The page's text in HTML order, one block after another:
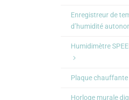
Enregistreur de
d’humidité
Humidimètre
Plaque
Horloge murale